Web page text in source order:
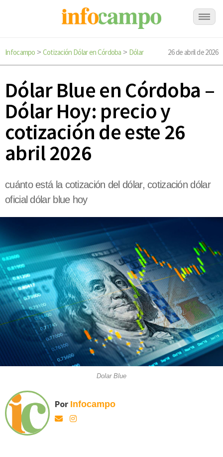
Infocampo > Cotización Dólar en Córdoba > Dólar 26 de abril de 2026
Dólar Blue en Córdoba –
Dólar Hoy: precio y
cotización de este 26
abril 2026
cuánto está la cotización del dólar, cotización dólar
oficial dólar blue hoy
Dolar Blue
Por Infocampo